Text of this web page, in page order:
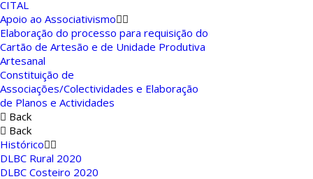
CITAL
Apoio ao Associativismo
Elaboração do processo para requisição do
Cartão de Artesão e de Unidade Produtiva
Artesanal
Constituição de
Associações/Colectividades e Elaboração
de Planos e Actividades
Back
Back
Histórico
DLBC Rural 2020
DLBC Costeiro 2020